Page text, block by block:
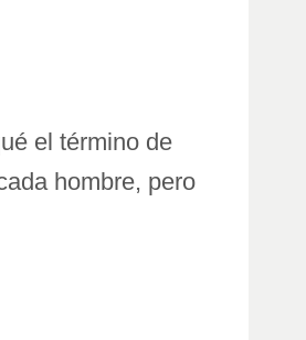
el término de
hombre, pero